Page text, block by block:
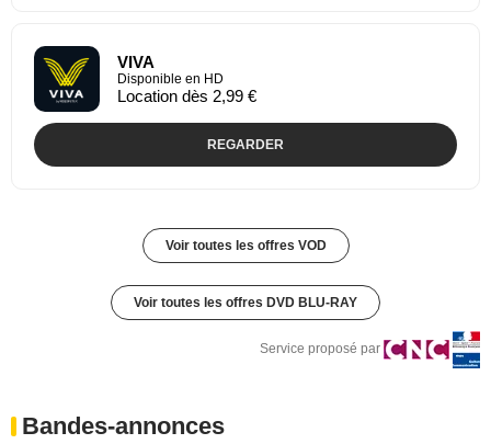
VIVA
Disponible en HD
Location dès 2,99 €
REGARDER
Voir toutes les offres VOD
Voir toutes les offres DVD BLU-RAY
Service proposé par
Bandes-annonces